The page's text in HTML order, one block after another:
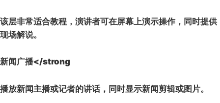
该层非常适合教程，演讲者可在屏幕上演示操作，同时提供
现场解说。
新闻广播</strong
播放新闻主播或记者的讲话，同时显示新闻剪辑或图片。